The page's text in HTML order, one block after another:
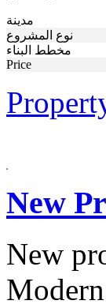
مدينة
نوع المشروع
مخطط البناء
Price
New
New